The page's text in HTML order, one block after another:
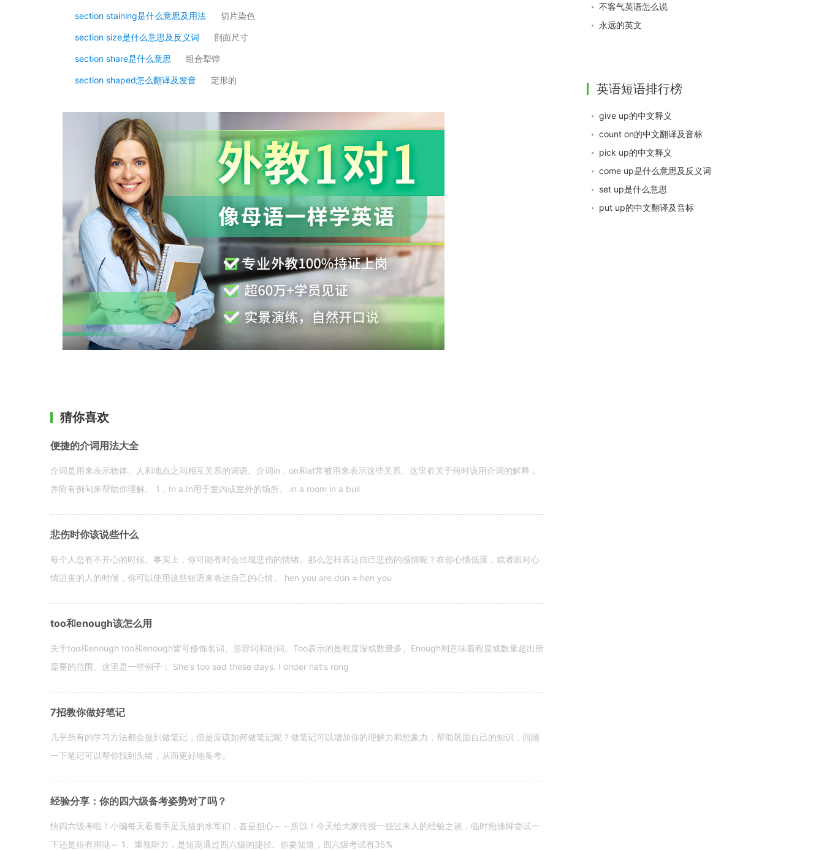
section staining是什么意思及用法 切片染色
section size是什么意思及反义词 剖面尺寸
section share是什么意思 组合犁铧
section shaped怎么翻译及发音 定形的
猜你喜欢
便捷的介词用法大全
介词是用来表示物体、人和地点之间相互关系的词语。介词in，on和at常被用来表示这些关系。这里有关于何时该用介词的解释，
并附有例句来帮助你理解。 1．In a.In用于室内或室外的场所。 in a room in a buil
悲伤时你该说些什么
每个人总有不开心的时候。事实上，你可能有时会出现悲伤的情绪。那么怎样表达自己悲伤的感情呢？在你心情低落，或者面对心
情沮丧的人的时候，你可以使用这些短语来表达自己的心情。 hen you are don = hen you
too和enough该怎么用
关于too和enough too和enough皆可修饰名词、形容词和副词。Too表示的是程度深或数量多。Enough则意味着程度或数量超出所
需要的范围。这里是一些例子： She's too sad these days. I onder hat's rong
7招教你做好笔记
几乎所有的学习方法都会提到做笔记，但是应该如何做笔记呢？做笔记可以增加你的理解力和想象力，帮助巩固自己的知识，回顾
一下笔记可以帮你找到头绪，从而更好地备考。
经验分享：你的四六级备考姿势对了吗？
快四六级考啦！小编每天看着手足无措的水军们，甚是担心～～所以！今天给大家传授一些过来人的经验之谈，临时抱佛脚尝试一
下还是很有用哒～ 1、重视听力，是短期通过四六级的捷径。你要知道，四六级考试有35%
不客气英语怎么说
永远的英文
英语短语排行榜
give up的中文释义
count on的中文翻译及音标
pick up的中文释义
come up是什么意思及反义词
set up是什么意思
put up的中文翻译及音标